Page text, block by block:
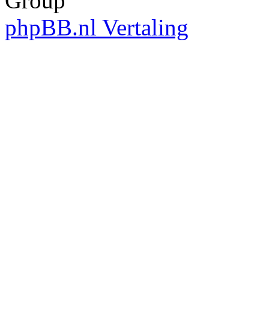
phpBB.nl Vertaling